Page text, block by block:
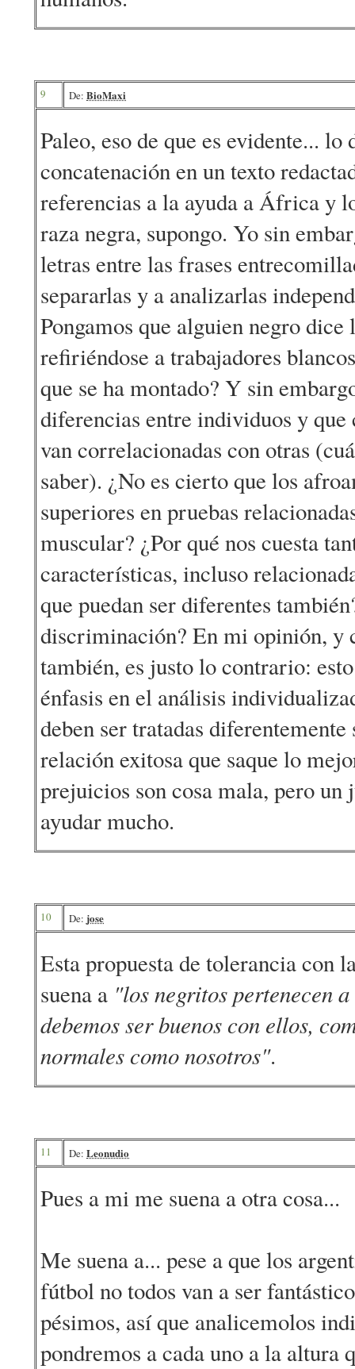
9 De: BioMaxi
Paleo, eso de que es evidente... lo
concatenación en un texto
referencias a la ayuda a África y
raza negra, supongo. Yo sin
letras entre las frases
separarlas y a analizarlas
Pongamos que alguien negro
refiriéndose a trabajadores
que se ha montado? Y sin
diferencias entre individuos y
van correlacionadas con otras
saber). ¿No es cierto que los
superiores en pruebas
muscular? ¿Por qué nos cuesta
características, incluso
que puedan ser diferentes
discriminación? En mi opinión, y
también, es justo lo contrario:
énfasis en el análisis
deben ser tratadas
relación exitosa que saque lo
prejuicios son cosa mala, pero un
ayudar mucho.
10 De: jose
Esta propuesta de tolerancia con
suena a "los negritos pertenecen
debemos ser buenos con ellos,
normales como nosotros".
11 De: Leonudio
Pues a mi me suena a otra cosa...
Me suena a... pese a que los
fútbol no todos van a ser
pésimos, así que analicemolos
pondremos a cada uno a la altura